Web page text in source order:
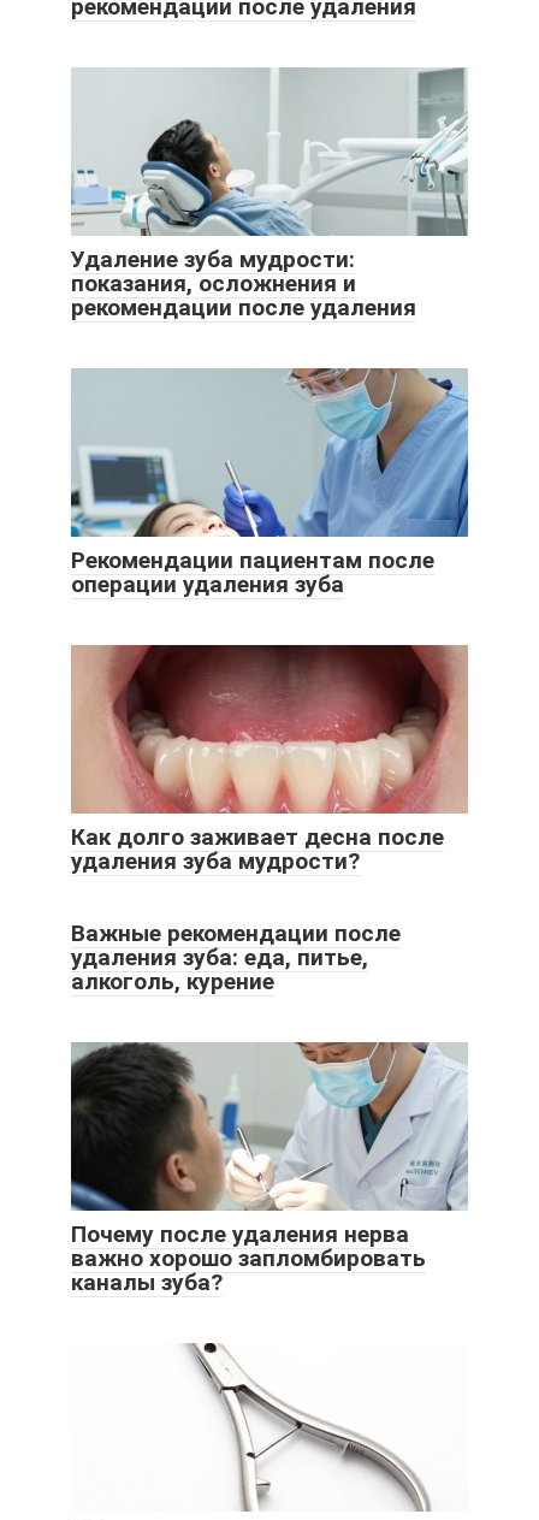
рекомендации после удаления
Удаление зуба мудрости:
показания, осложнения и
рекомендации после удаления
Рекомендации пациентам после
операции удаления зуба
Как долго заживает десна после
удаления зуба мудрости?
Важные рекомендации после
удаления зуба: еда, питье,
алкоголь, курение
Почему после удаления нерва
важно хорошо запломбировать
каналы зуба?